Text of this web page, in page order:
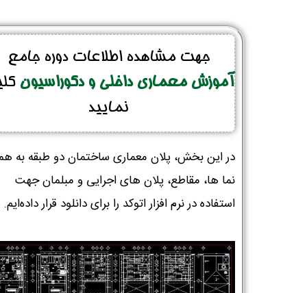
جهت مشاهده اطلاعات دوره جامع
آموزش معماری داخلی و دکوراسیون
نمایید
در این بخش، پلان معماری ساختمان دو طبقه به
نما ها، مقاطع، پلان های اجرایی و مبلمان جهت
استفاده در نرم ‌افزار اتوکد را برای دانلود قرار داده‌ایم.‌